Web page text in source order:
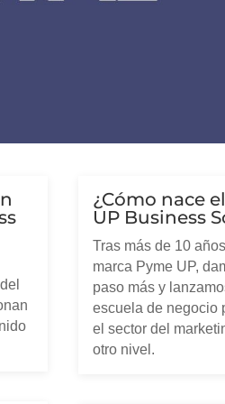
¿Cómo nace
UP Business
Tras más de 10
marca Pyme UP,
paso más y
escuela de negocio
el sector del
otro nivel.